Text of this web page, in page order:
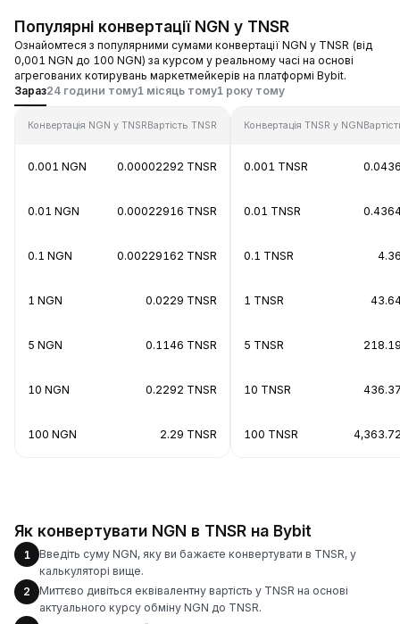
Популярні конвертації NGN у TNSR
Ознайомтеся з популярними сумами конвертації NGN у TNSR (від
0,001 NGN до 100 NGN) за курсом у реальному часі на основі
агрегованих котирувань маркетмейкерів на платформі Bybit.
Зараз24 години тому1 місяць тому1 року тому
Конвертація NGN у TNSRВартість TNSR
0.001 NGN 0.00002292 TNSR
0.01 NGN 0.00022916 TNSR
0.1 NGN 0.00229162 TNSR
1 NGN 0.0229 TNSR
5 NGN 0.1146 TNSR
10 NGN 0.2292 TNSR
100 NGN 2.29 TNSR
Конвертація TNSR у NGN
0.001 TNSR
0.01 TNSR
0.1 TNSR
1 TNSR
5 TNSR
10 TNSR
100 TNSR
Як конвертувати NGN в TNSR на Bybit
1
Введіть суму NGN, яку ви бажаєте конвертувати в TNSR, у
калькуляторі вище.
2
Миттєво дивіться еквівалентну вартість у TNSR на основі
актуального курсу обміну NGN до TNSR.